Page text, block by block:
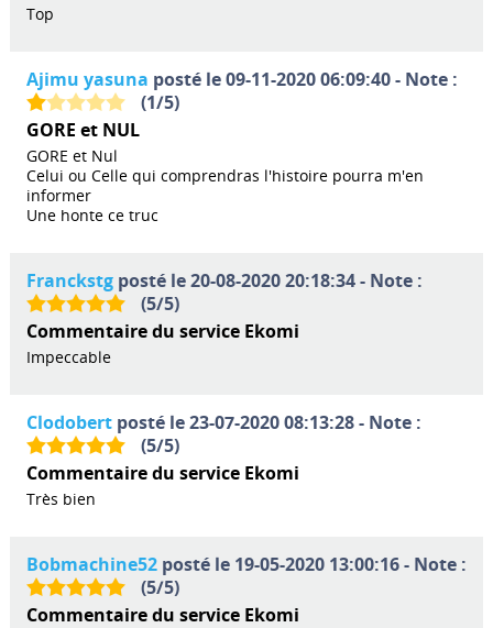
Top
Ajimu yasuna posté le 09-11-2020 06:09:40 - Note :
(1/5)
GORE et NUL
GORE et Nul
Celui ou Celle qui comprendras l'histoire pourra m'en
informer
Une honte ce truc
Franckstgposté le 20-08-2020 20:18:34 - Note :
(5/5)
Commentaire du service Ekomi
Impeccable
Clodobertposté le 23-07-2020 08:13:28 - Note :
(5/5)
Commentaire du service Ekomi
Très bien
Bobmachine52posté le 19-05-2020 13:00:16 - Note :
(5/5)
Commentaire du service Ekomi